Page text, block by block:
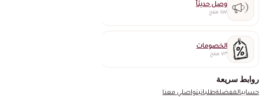
وصل حديثاً
١٥٧ منتج
الخصومات
٧٣ منتج
روابط سريعة
حسابيالمفضلةطلباتيتواصلي معنا